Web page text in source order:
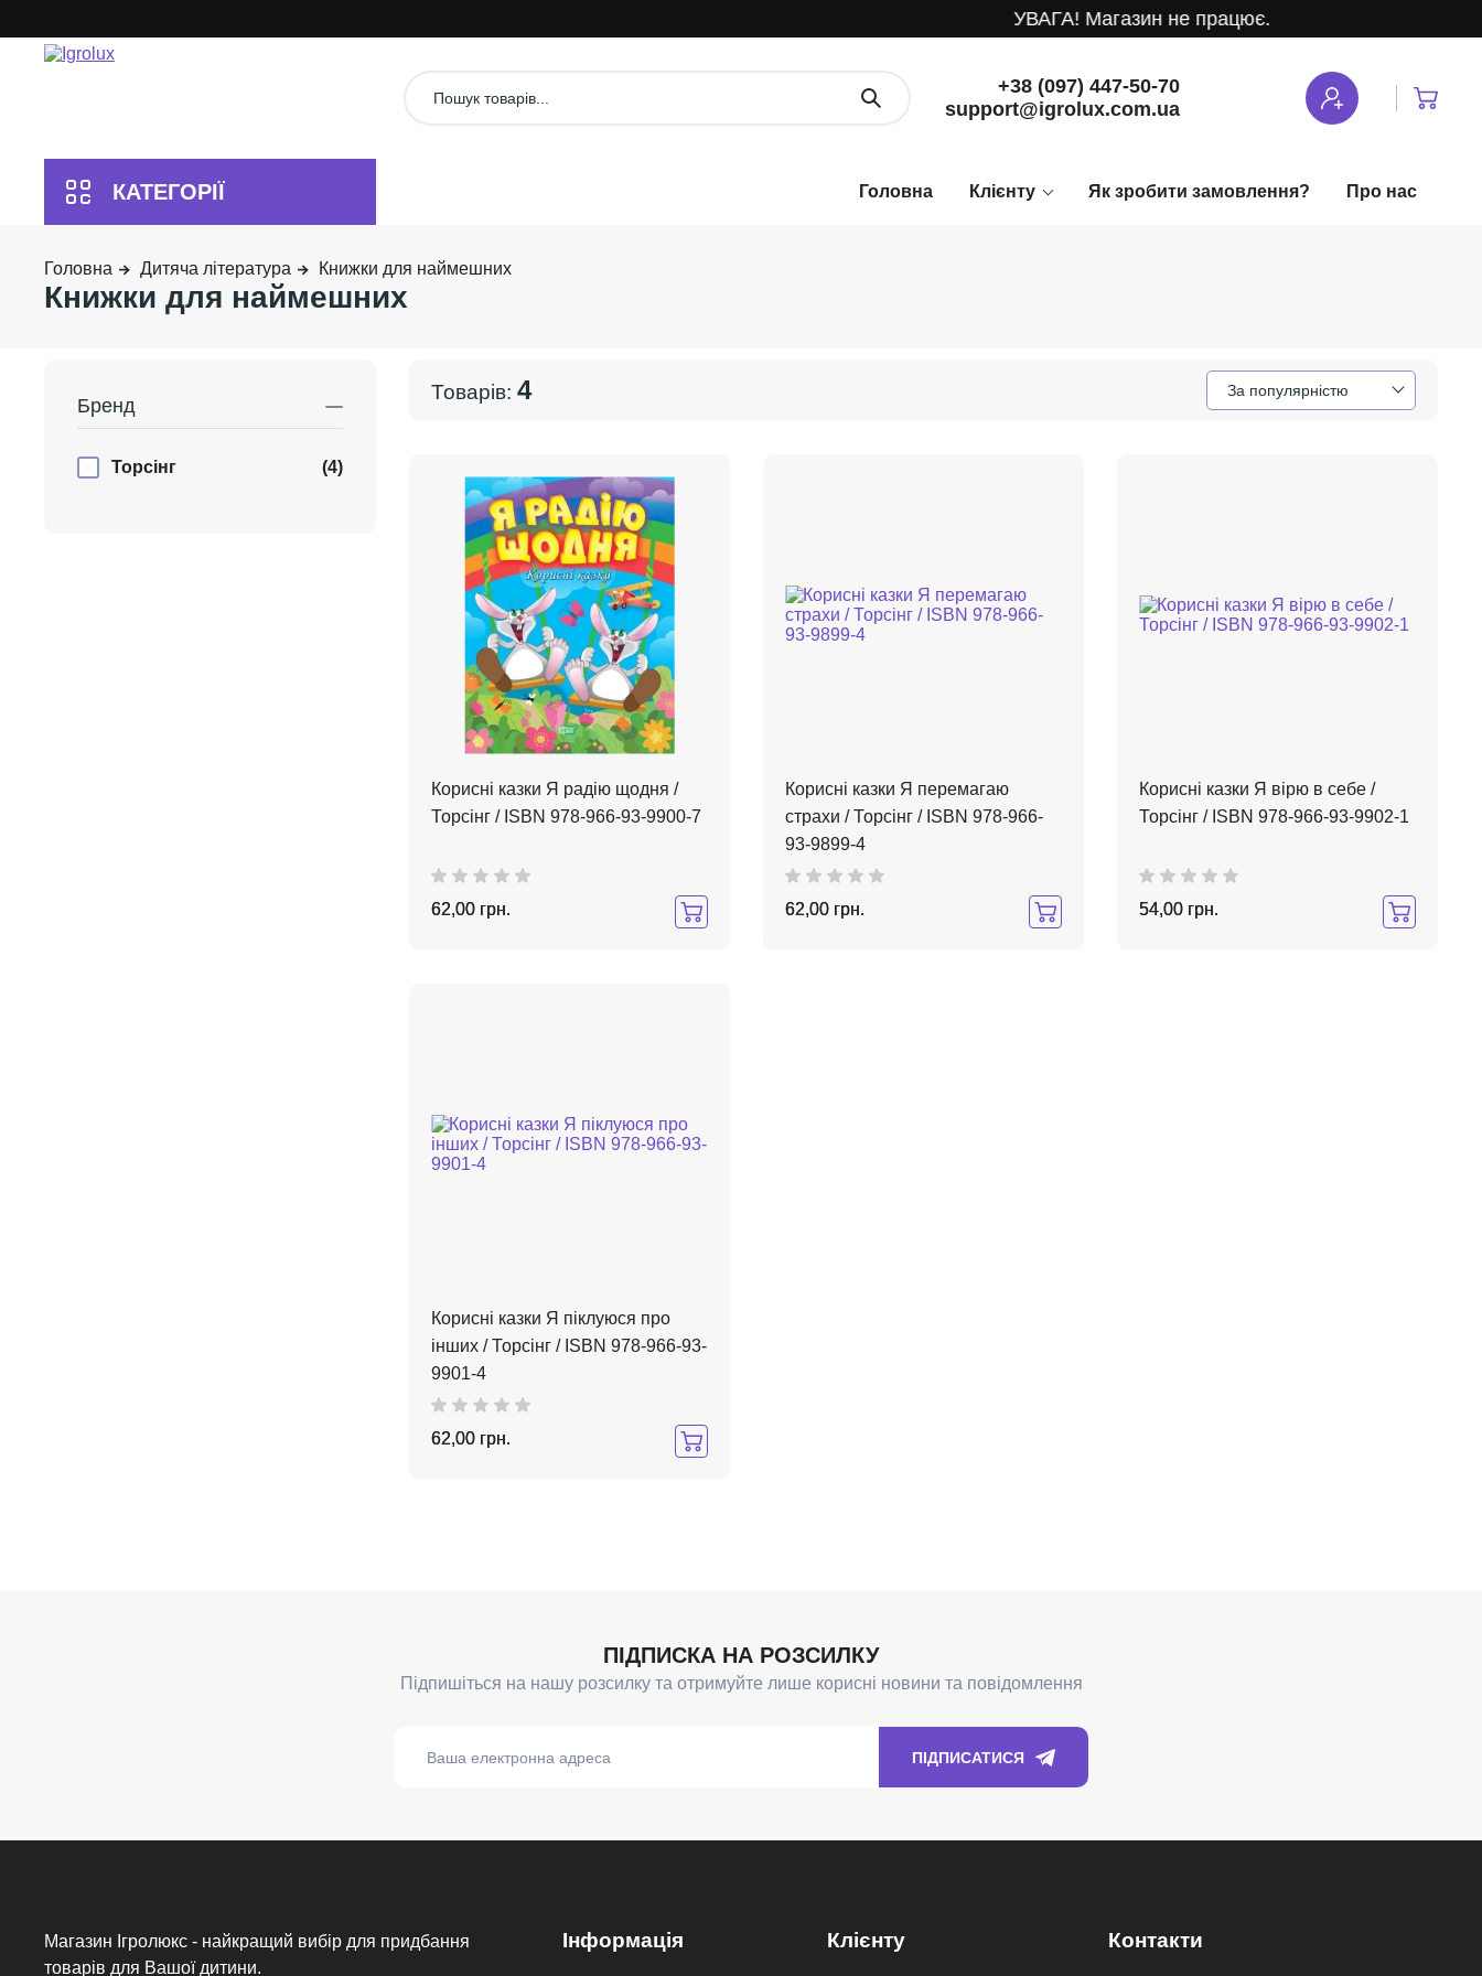
УВАГА! Магазин не працює.
+38 (097) 447-50-70
support@igrolux.com.ua
Клієнту Як зробити замовлення? Про нас
Дитяча література Книжки для наймешних
Книжки для наймешних
4
Корисні казки Я радію щодня /
Торсінг / ISBN 978-966-93-9900-7
62,00 грн.
Корисні казки Я перемагаю
страхи / Торсінг / ISBN 978-966-
93-9899-4
62,00 грн.
Корисні казки Я вірю в себе /
Торсінг / ISBN 978-966-93-9902-1
54,00 грн.
Корисні казки Я піклуюся про
інших / Торсінг / ISBN 978-966-93-
9901-4
62,00 грн.
Бренд
Торсінг (4)
Магазин Ігролюкс - найкращий вибір для придбання
товарів для Вашої дитини.
Інформація Клієнту